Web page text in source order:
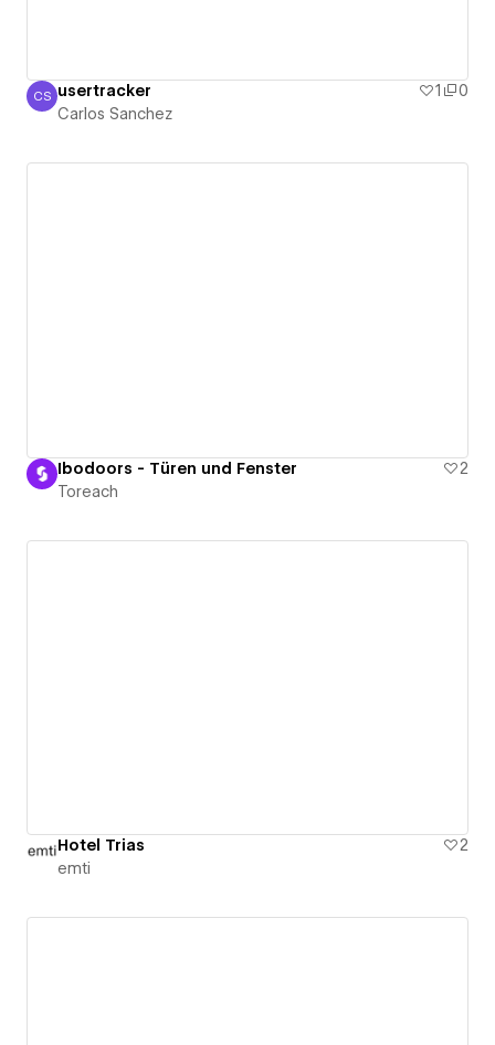
Carlos Sanchez
CS usertracker 1
0
Carlos Sanchez
Ibodoors - Türen und Fenster
2
Toreach
Hotel Trias
2
emti